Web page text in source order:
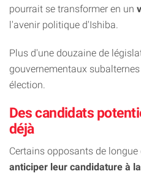
pourrait se transformer en un
l'avenir politique d'Ishiba.
Plus d'une douzaine de
gouvernementaux
élection.
Des candidats
déjà
Certains opposants de
anticiper leur candidature à